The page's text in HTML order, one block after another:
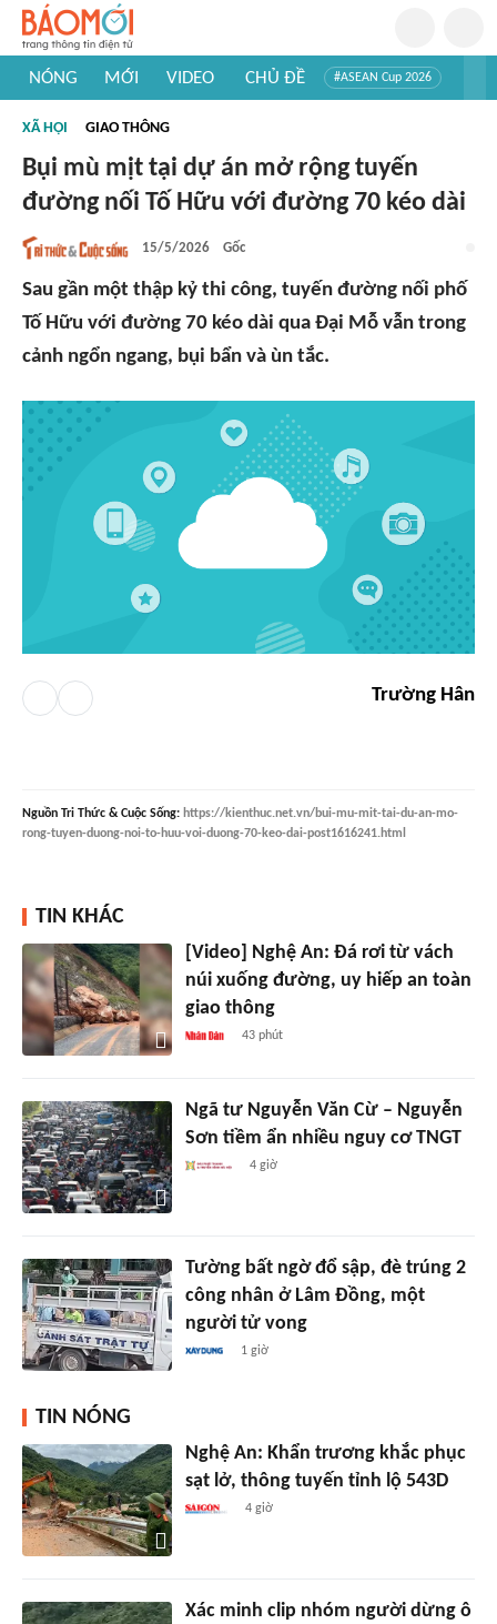
NÓNG MỚI VIDEO CHỦ ĐỀ #ASEAN Cup 2026
#Khám phá thế giới
XÃ HỘI GIAO THÔNG
Bụi mù mịt tại dự án mở rộng tuyến
đường nối Tố Hữu với đường 70 kéo dài
15/5/2026 Gốc
Sau gần một thập kỷ thi công, tuyến đường nối phố
Tố Hữu với đường 70 kéo dài qua Đại Mỗ vẫn trong
cảnh ngổn ngang, bụi bẩn và ùn tắc.
Trường Hân
Nguồn Tri Thức & Cuộc Sống: https://kienthuc.net.vn/bui-mu-mit-tai-du-an-mo-
rong-tuyen-duong-noi-to-huu-voi-duong-70-keo-dai-post1616241.html
TIN KHÁC
[Video] Nghệ An: Đá rơi từ vách
núi xuống đường, uy hiếp an toàn
giao thông
43 phút
Ngã tư Nguyễn Văn Cừ – Nguyễn
Sơn tiềm ẩn nhiều nguy cơ TNGT
4 giờ
Tường bất ngờ đổ sập, đè trúng 2
công nhân ở Lâm Đồng, một
người tử vong
1 giờ
TIN NÓNG
Nghệ An: Khẩn trương khắc phục
sạt lở, thông tuyến tỉnh lộ 543D
4 giờ
Xác minh clip nhóm người dừng ô